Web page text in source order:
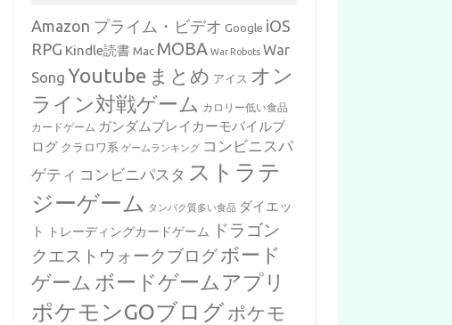
Amazon プライム・ビデオ Google iOS
RPG Kindle読書 Mac MOBA War Robots War
Song Youtube まとめ アイス オン
ライン対戦ゲーム カロリー低い食品
カードゲーム ガンダムブレイカーモバイルブ
ログ クラロワ系 ゲームランキング コンビニスパ
ゲティ コンビニパスタ ストラテ
ジーゲーム
タンパク質多い食品 ダイエッ
ト
トレーディングカードゲーム
ドラゴン
クエストウォークブログボード
ゲーム ボードゲームアプリ
ポケモンGOブログポケモ